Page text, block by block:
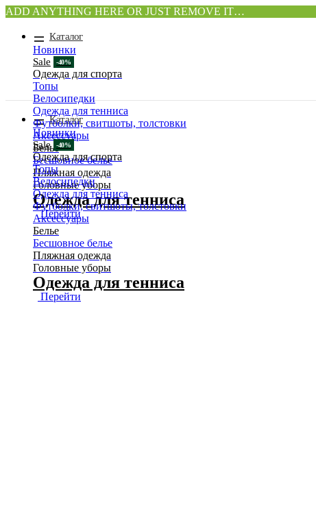
ADD ANYTHING HERE OR JUST REMOVE IT…
Каталог
Новинки
Sale
Одежда для спорта
Топы
Велосипедки
Одежда для тенниса
Футболки, свитшоты, толстовки
Аксессуары
Белье
Бесшовное белье
Пляжная одежда
Головные уборы
Одежда для тенниса
Перейти
Каталог
Новинки
Sale
Одежда для спорта
Топы
Велосипедки
Одежда для тенниса
Футболки, свитшоты, толстовки
Аксессуары
Белье
Бесшовное белье
Пляжная одежда
Головные уборы
Одежда для тенниса
Перейти